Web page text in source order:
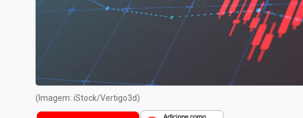
Expediente
Contato
(Imagem: iStock/Vertigo3d)